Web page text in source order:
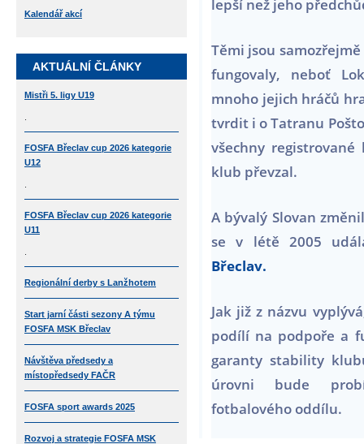
lepší než jeho
Těmi jsou
fungovaly, neboť
mnoho jejich hráčů
tvrdit i o Tatranu
všechny
klub převzal.
A bývalý Slovan
se v létě 2005
Břeclav.
Jak již z názvu
podílí na podpoře a
garanty stability
úrovni bude
fotbalového oddílu.
Kalendář akcí
AKTUÁLNÍ ČLÁNKY
Mistři 5. ligy U19
FOSFA Břeclav cup 2026 kategorie
U12
FOSFA Břeclav cup 2026 kategorie
U11
Regionální derby s Lanžhotem
Start jarní části sezony A týmu
FOSFA MSK Břeclav
Návštěva předsedy a
místopředsedy FAČR
FOSFA sport awards 2025
Rozvoj a strategie FOSFA MSK